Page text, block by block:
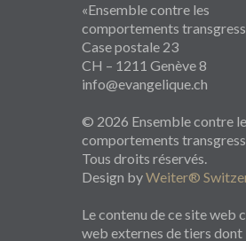
«Ensemble contre les
comportements
Case postale 23
CH – 1211 Genève 8
info@evangelique.ch
© 2026 Ensemble contre
comportements
Tous droits réservés.
Design byWeiter®
Le contenu de ce site web
web externes de tiers